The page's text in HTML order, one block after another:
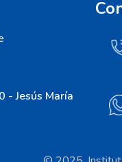
- Jesús María